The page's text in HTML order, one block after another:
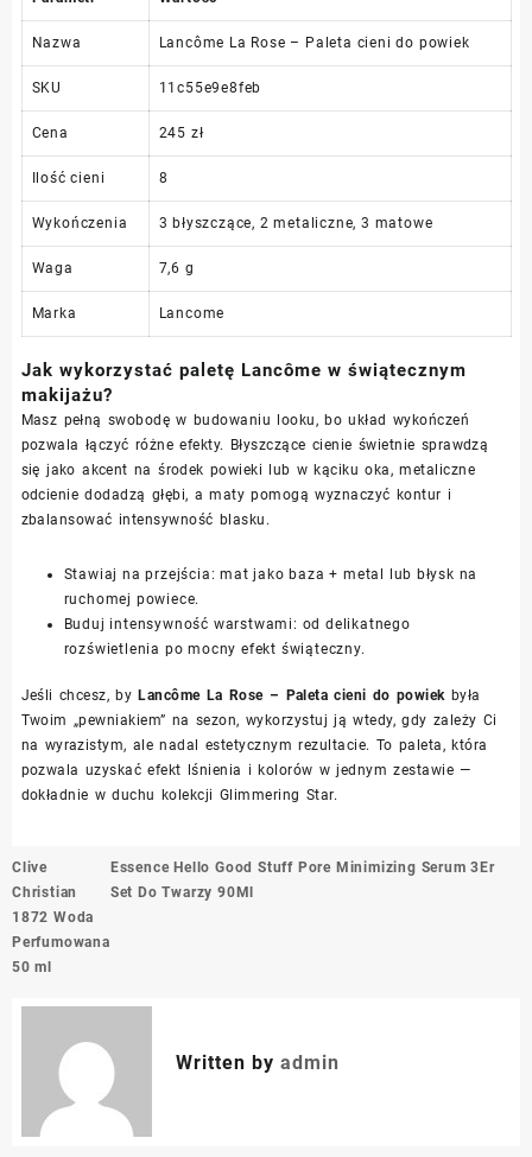
Nazwa Lancôme La Rose – Paleta cieni do powiek
SKU 11c55e9e8feb
Cena 245 zł
Ilość cieni 8
Wykończenia 3 błyszczące, 2 metaliczne, 3 matowe
Waga 7,6 g
Marka Lancome
Jak wykorzystać paletę Lancôme w świątecznym
makijażu?
Masz pełną swobodę w budowaniu looku, bo układ wykończeń
pozwala łączyć różne efekty. Błyszczące cienie świetnie sprawdzą
się jako akcent na środek powieki lub w kąciku oka, metaliczne
odcienie dodadzą głębi, a maty pomogą wyznaczyć kontur i
zbalansować intensywność blasku.
Stawiaj na przejścia: mat jako baza + metal lub błysk na
ruchomej powiece.
Buduj intensywność warstwami: od delikatnego
rozświetlenia po mocny efekt świąteczny.
Jeśli chcesz, byLancôme La Rose – Paleta cieni do powiek była
Twoim „pewniakiem” na sezon, wykorzystuj ją wtedy, gdy zależy Ci
na wyrazistym, ale nadal estetycznym rezultacie. To paleta, która
pozwala uzyskać efekt lśnienia i kolorów w jednym zestawie —
dokładnie w duchu kolekcji Glimmering Star.
Nawigacja
wpisu
Clive
Christian
1872 Woda
Perfumowana
50 ml
Essence Hello Good Stuff Pore Minimizing Serum 3Er
Set Do Twarzy 90Ml
Written by admin